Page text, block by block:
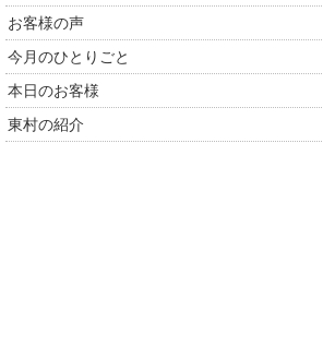
お客様の声
今月のひとりごと
本日のお客様
東村の紹介